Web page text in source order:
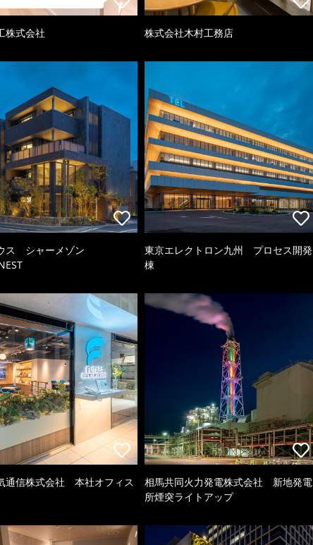
株式会社 株式会社木村工務店
ス シャーメゾン
東京エレクトロン九州 プロセス開発
棟
通信株式会社 本社オフィス
相馬共同火力発電株式会社 新地発電
所煙突ライトアップ